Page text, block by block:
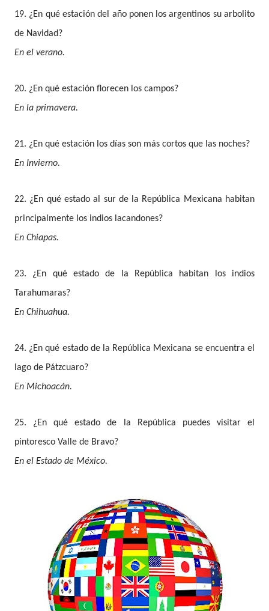
19. ¿En qué estación del año ponen los argentinos su arbolito
de Navidad?
En el verano.
20. ¿En qué estación florecen los campos?
En la primavera.
21. ¿En qué estación los días son más cortos que las noches?
En Invierno.
22. ¿En qué estado al sur de la República Mexicana habitan
principalmente los indios lacandones?
En Chiapas.
23. ¿En qué estado de la República habitan los indios
Tarahumaras?
En Chihuahua.
24. ¿En qué estado de la República Mexicana se encuentra el
lago de Pátzcuaro?
En Michoacán.
25. ¿En qué estado de la República puedes visitar el
pintoresco Valle de Bravo?
En el Estado de México.